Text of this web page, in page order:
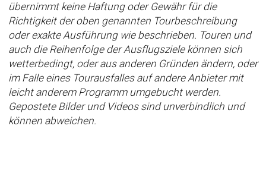
übernimmt keine Haftung oder Gewähr für die
Richtigkeit der oben genannten Tourbeschreibung
oder exakte Ausführung wie beschrieben. Touren und
auch die Reihenfolge der Ausflugsziele können sich
wetterbedingt, oder aus anderen Gründen ändern, oder
im Falle eines Tourausfalles auf andere Anbieter mit
leicht anderem Programm umgebucht werden.
Gepostete Bilder und Videos sind unverbindlich und
können abweichen.